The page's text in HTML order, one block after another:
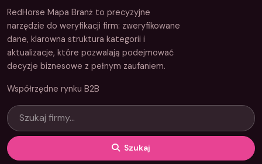
RedHorse Mapa Branż to precyzyjne
narzędzie do weryfikacji firm: zweryfikowane
dane, klarowna struktura kategorii i
aktualizacje, które pozwalają podejmować
decyzje biznesowe z pełnym zaufaniem.
Współrzędne rynku B2B
Szukaj